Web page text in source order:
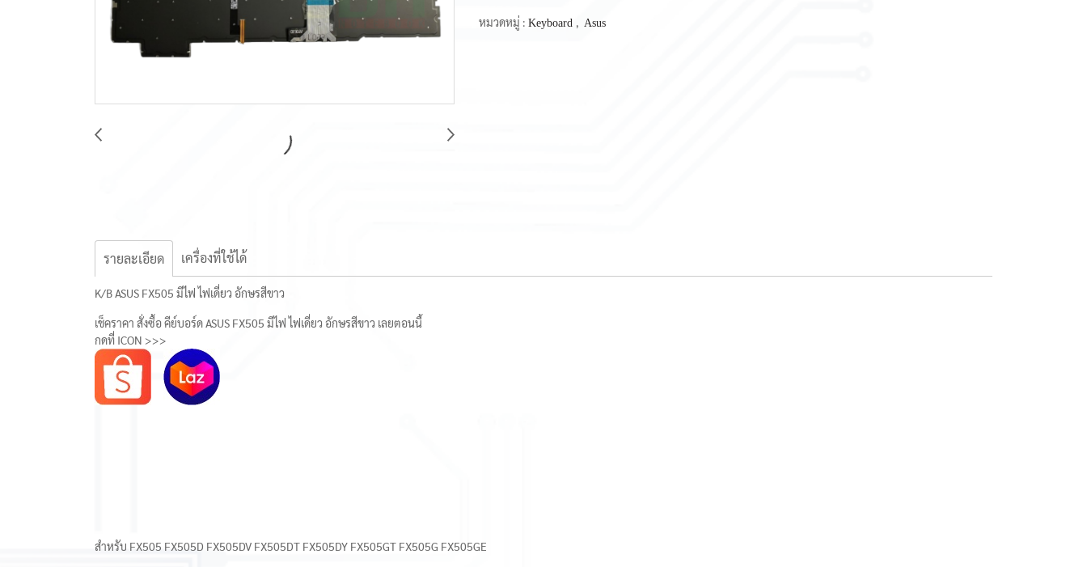
หมวดหมู่ : Keyboard Asus
รายละเอียด เครื่องที่ใช้ได้
K/B ASUS FX505 มีไฟ ไฟเดี่ยว อักษรสีขาว
เช็คราคา สั่งซื้อ คีย์บอร์ด ASUS FX505 มีไฟ ไฟเดี่ยว อักษรสีขาว เลยตอนนี้
กดที่ ICON >>>
สำหรับ FX505 FX505D FX505DV FX505DT FX505DY FX505GT FX505G FX505GE